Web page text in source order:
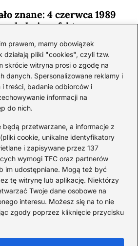
prawem, mamy obowiązek
działają pliki "cookies", czyli tzw.
skrócie witryna prosi o zgodę na
danych. Spersonalizowane reklamy i
treści, badanie odbiorców i
informacji na
do nich.
będą przetwarzane, a informacje z
cookie, unikalne identyfikatory
i zapisywane przez 137
wymogi TFC oraz partnerów
im udostępniane. Mogą też być
tę witrynę lub aplikację. Niektórzy
Twoje dane osobowe na
interesu. Możesz się na to nie
zgody poprzez kliknięcie przycisku
znane: 4 czerwca 1989
fakty
2026-08-03
o 1. wojnie
— mało znane
i historie
08-02
ciekawostki o
Kolumbie
2026-07-20
znane ciekawostki o
Szymborskiej
07-16
ciekawostki o
07-15